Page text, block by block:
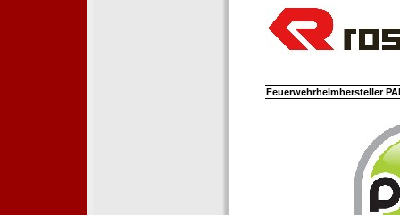
Feuerwehrhelmhersteller